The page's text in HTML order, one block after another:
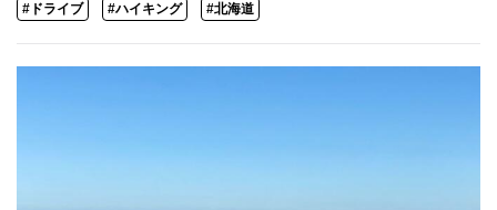
#ドライブ #ハイキング #北海道